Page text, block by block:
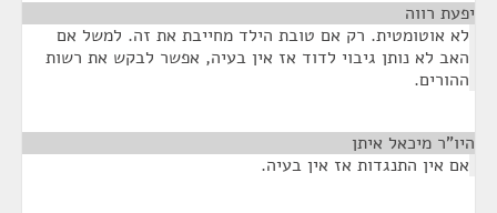
יפעת רווה
לא אוטומטית. רק אם טובת הילד מחייבת את זה. למשל אם
האב לא נותן גיבוי לדוד אז אין בעיה, אפשר לבקש את רשות
ההורים.
היו"ר מיכאל איתן
אם אין התנגדות אז אין בעיה.